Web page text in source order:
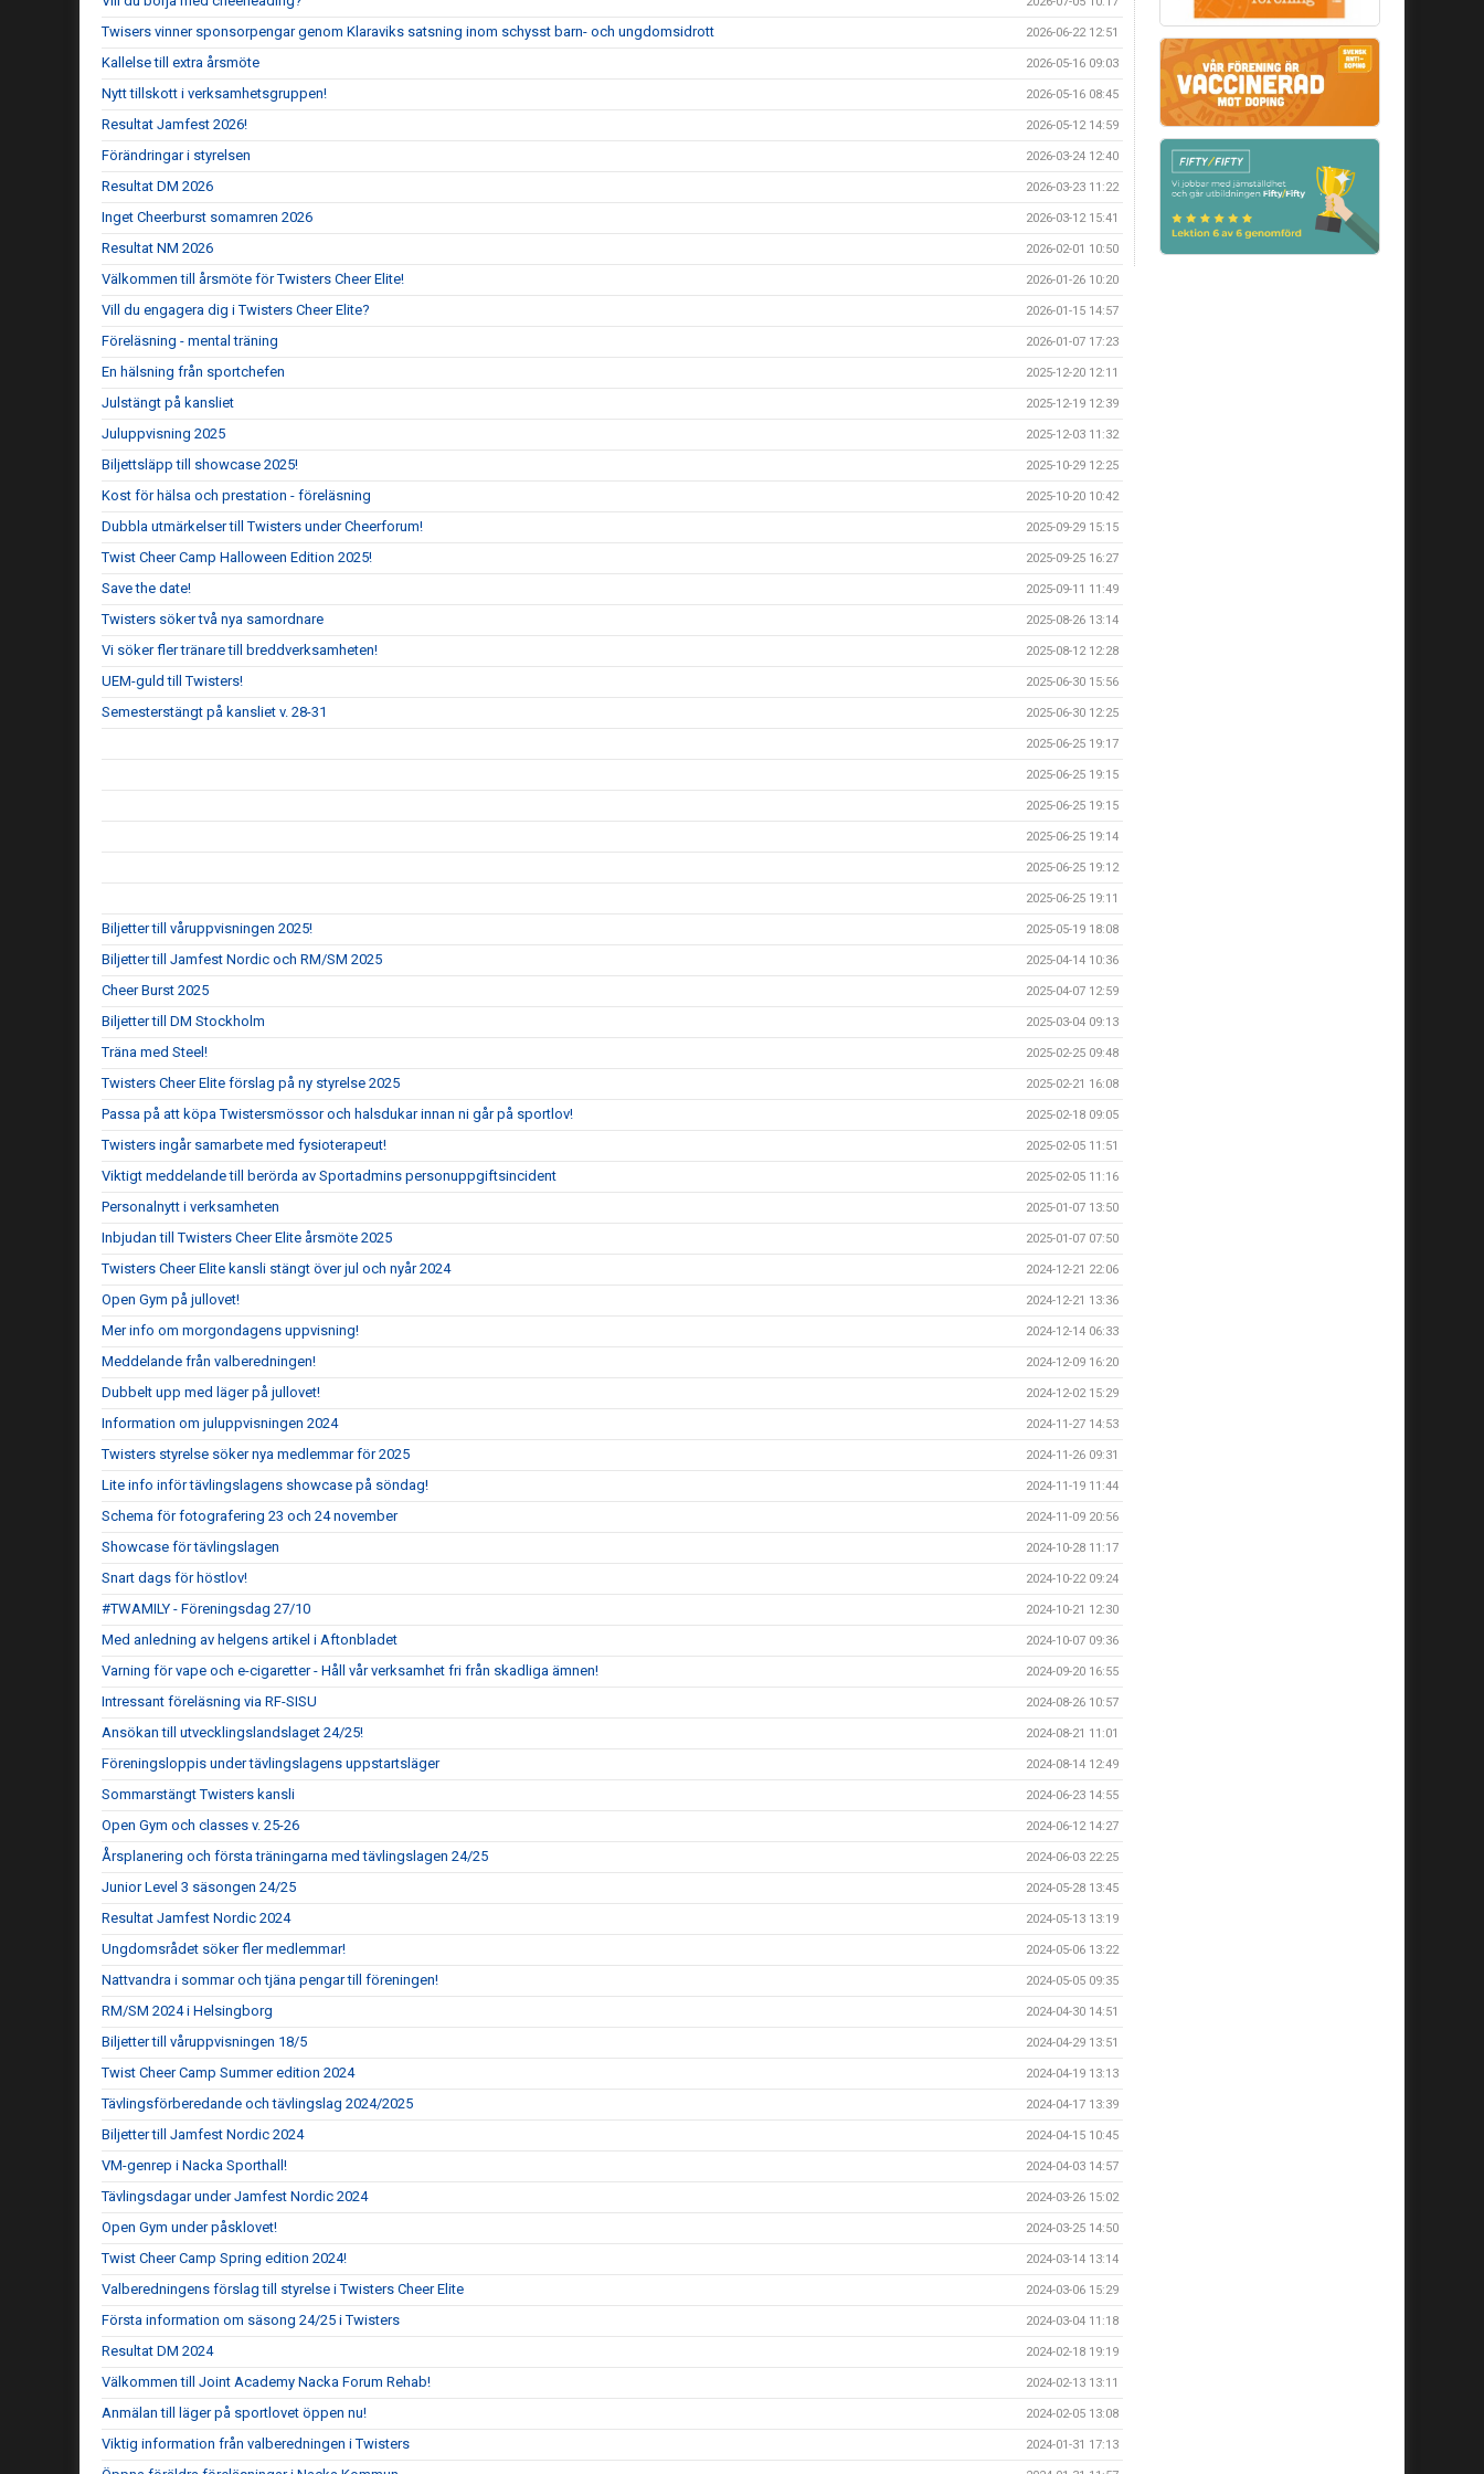
Twisers vinner sponsorpengar genom Klaraviks satsning inom schysst barn- och ungdomsidrott 2026-06-22 12:51
Kallelse till extra årsmöte 2026-05-16 09:03
Nytt tillskott i verksamhetsgruppen! 2026-05-16 08:45
Resultat Jamfest 2026! 2026-05-12 14:59
Förändringar i styrelsen 2026-03-24 12:40
Resultat DM 2026 2026-03-23 11:22
Inget Cheerburst somamren 2026 2026-03-12 15:41
Resultat NM 2026 2026-02-01 10:50
Välkommen till årsmöte för Twisters Cheer Elite! 2026-01-26 10:20
Vill du engagera dig i Twisters Cheer Elite? 2026-01-15 14:57
Föreläsning - mental träning 2026-01-07 17:23
En hälsning från sportchefen 2025-12-20 12:11
Julstängt på kansliet 2025-12-19 12:39
Juluppvisning 2025 2025-12-03 11:32
Biljettsläpp till showcase 2025! 2025-10-29 12:25
Kost för hälsa och prestation - föreläsning 2025-10-20 10:42
Dubbla utmärkelser till Twisters under Cheerforum! 2025-09-29 15:15
Twist Cheer Camp Halloween Edition 2025! 2025-09-25 16:27
Save the date! 2025-09-11 11:49
Twisters söker två nya samordnare 2025-08-26 13:14
Vi söker fler tränare till breddverksamheten! 2025-08-12 12:28
UEM-guld till Twisters! 2025-06-30 15:56
Semesterstängt på kansliet v. 28-31 2025-06-30 12:25
2025-06-25 19:17
2025-06-25 19:15
2025-06-25 19:15
2025-06-25 19:14
2025-06-25 19:12
2025-06-25 19:11
Biljetter till våruppvisningen 2025! 2025-05-19 18:08
Biljetter till Jamfest Nordic och RM/SM 2025 2025-04-14 10:36
Cheer Burst 2025 2025-04-07 12:59
Biljetter till DM Stockholm 2025-03-04 09:13
Träna med Steel! 2025-02-25 09:48
Twisters Cheer Elite förslag på ny styrelse 2025 2025-02-21 16:08
Passa på att köpa Twistersmössor och halsdukar innan ni går på sportlov! 2025-02-18 09:05
Twisters ingår samarbete med fysioterapeut! 2025-02-05 11:51
Viktigt meddelande till berörda av Sportadmins personuppgiftsincident 2025-02-05 11:16
Personalnytt i verksamheten 2025-01-07 13:50
Inbjudan till Twisters Cheer Elite årsmöte 2025 2025-01-07 07:50
Twisters Cheer Elite kansli stängt över jul och nyår 2024 2024-12-21 22:06
Open Gym på jullovet! 2024-12-21 13:36
Mer info om morgondagens uppvisning! 2024-12-14 06:33
Meddelande från valberedningen! 2024-12-09 16:20
Dubbelt upp med läger på jullovet! 2024-12-02 15:29
Information om juluppvisningen 2024 2024-11-27 14:53
Twisters styrelse söker nya medlemmar för 2025 2024-11-26 09:31
Lite info inför tävlingslagens showcase på söndag! 2024-11-19 11:44
Schema för fotografering 23 och 24 november 2024-11-09 20:56
Showcase för tävlingslagen 2024-10-28 11:17
Snart dags för höstlov! 2024-10-22 09:24
#TWAMILY - Föreningsdag 27/10 2024-10-21 12:30
Med anledning av helgens artikel i Aftonbladet 2024-10-07 09:36
Varning för vape och e-cigaretter - Håll vår verksamhet fri från skadliga ämnen! 2024-09-20 16:55
Intressant föreläsning via RF-SISU 2024-08-26 10:57
Ansökan till utvecklingslandslaget 24/25! 2024-08-21 11:01
Föreningsloppis under tävlingslagens uppstartsläger 2024-08-14 12:49
Sommarstängt Twisters kansli 2024-06-23 14:55
Open Gym och classes v. 25-26 2024-06-12 14:27
Årsplanering och första träningarna med tävlingslagen 24/25 2024-06-03 22:25
Junior Level 3 säsongen 24/25 2024-05-28 13:45
Resultat Jamfest Nordic 2024 2024-05-13 13:19
Ungdomsrådet söker fler medlemmar! 2024-05-06 13:22
Nattvandra i sommar och tjäna pengar till föreningen! 2024-05-05 09:35
RM/SM 2024 i Helsingborg 2024-04-30 14:51
Biljetter till våruppvisningen 18/5 2024-04-29 13:51
Twist Cheer Camp Summer edition 2024 2024-04-19 13:13
Tävlingsförberedande och tävlingslag 2024/2025 2024-04-17 13:39
Biljetter till Jamfest Nordic 2024 2024-04-15 10:45
VM-genrep i Nacka Sporthall! 2024-04-03 14:57
Tävlingsdagar under Jamfest Nordic 2024 2024-03-26 15:02
Open Gym under påsklovet! 2024-03-25 14:50
Twist Cheer Camp Spring edition 2024! 2024-03-14 13:14
Valberedningens förslag till styrelse i Twisters Cheer Elite 2024-03-06 15:29
Första information om säsong 24/25 i Twisters 2024-03-04 11:18
Resultat DM 2024 2024-02-18 19:19
Välkommen till Joint Academy Nacka Forum Rehab! 2024-02-13 13:11
Anmälan till läger på sportlovet öppen nu! 2024-02-05 13:08
Viktig information från valberedningen i Twisters 2024-01-31 17:13